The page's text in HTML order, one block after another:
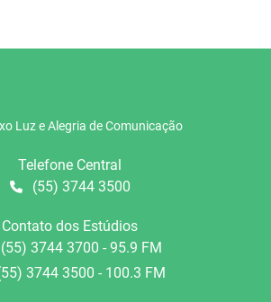
Luz e Alegria de Comunicação
Telefone Central
(55) 3744 3500
Contato dos Estúdios
(55) 3744 3700 - 95.9 FM
3744 3500 - 100.3 FM